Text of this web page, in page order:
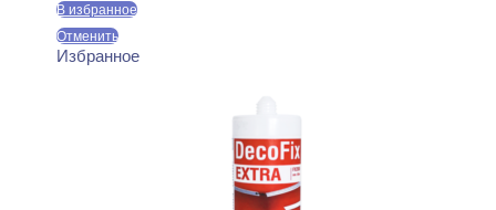
В избранное
Отменить
Избранное